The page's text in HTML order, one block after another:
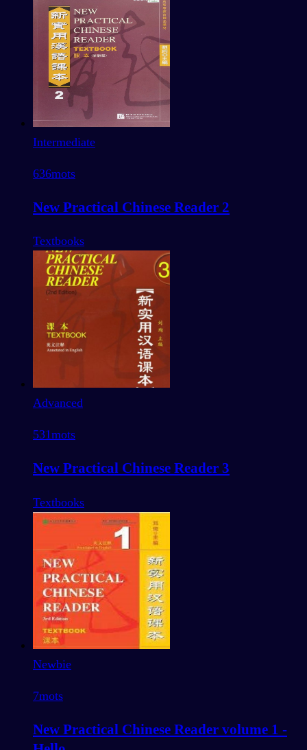
Intermediate
636mots
New Practical Chinese Reader 2
Textbooks
Advanced
531mots
New Practical Chinese Reader 3
Textbooks
Newbie
7mots
New Practical Chinese Reader volume 1 -